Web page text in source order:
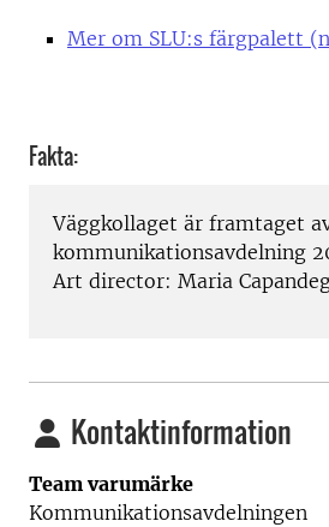
Mer om SLU:s färgpalett
Fakta:
Väggkollaget är framtaget
kommunikationsavdelning
Art director: Maria
Kontaktinformation
Team varumärke
Kommunikationsavdelningen